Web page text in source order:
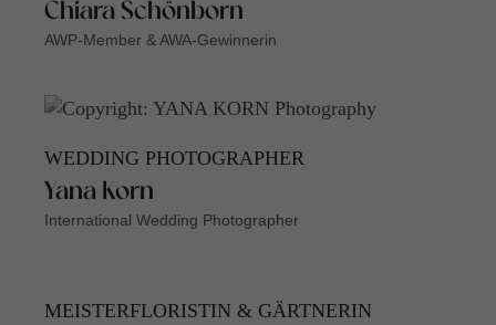
Chiara Schönborn
AWP-Member & AWA-Gewinnerin
WEDDING PHOTOGRAPHER
Yana Korn
International Wedding Photographer
MEISTERFLORISTIN & GÄRTNERIN